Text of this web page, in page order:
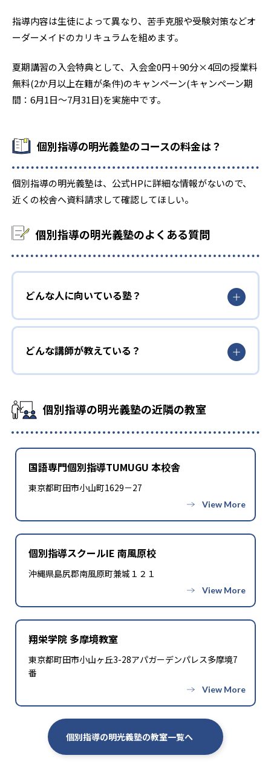
指導内容は生徒によって異なり、苦手克服や受験対策などオ
ーダーメイドのカリキュラムを組めます。
夏期講習の入会特典として、入会金0円＋90分×4回の授業料
無料(2か月以上在籍が条件)のキャンペーン(キャンペーン期
間：6月1日〜7月31日)を実施中です。
個別指導の明光義塾のコースの料金は？
個別指導の明光義塾は、公式HPに詳細な情報がないので、
近くの校舎へ資料請求して確認してほしい。
個別指導の明光義塾のよくある質問
どんな人に向いている塾？
どんな講師が教えている？
個別指導の明光義塾の近隣の教室
国語専門個別指導TUMUGU 本校舎
東京都町田市小山町1629－27
個別指導スクールIE 南風原校
沖縄県島尻郡南風原町兼城１２１
翔栄学院 多摩境教室
東京都町田市小山ヶ丘3-28アパガーデンパレス多摩境7
番
個別指導の明光義塾の教室一覧へ